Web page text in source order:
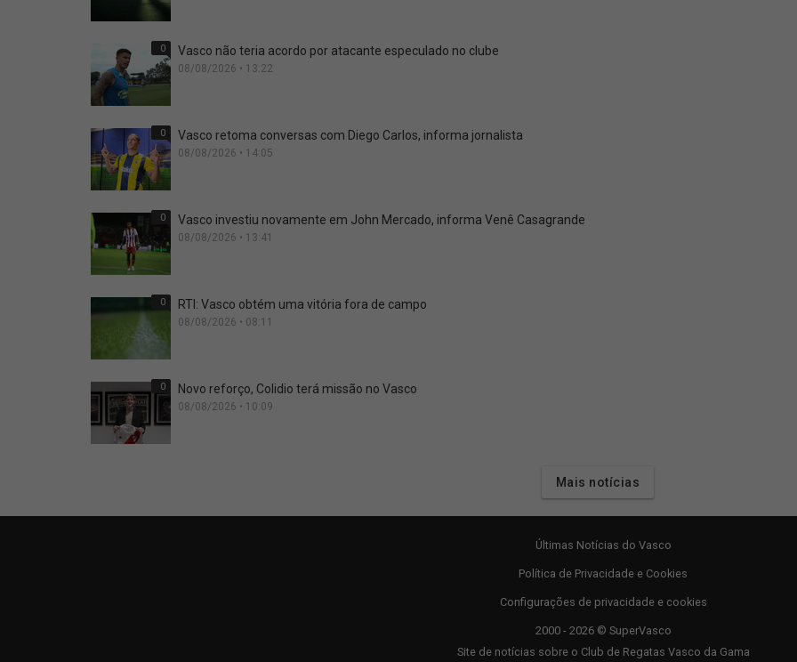
0 Vasco não teria acordo por atacante especulado no clube
08/08/2026 • 13:22
0 Vasco retoma conversas com Diego Carlos, informa jornalista
08/08/2026 • 14:05
0 Vasco investiu novamente em John Mercado, informa Venê Casagrande
08/08/2026 • 13:41
0 RTI: Vasco obtém uma vitória fora de campo
08/08/2026 • 08:11
0 Novo reforço, Colidio terá missão no Vasco
08/08/2026 • 10:09
Mais notícias
Últimas Notícias do Vasco
Política de Privacidade e Cookies
Configurações de privacidade e cookies
2000 - 2026 © SuperVasco
Site de notícias sobre o Club de Regatas Vasco da Gama